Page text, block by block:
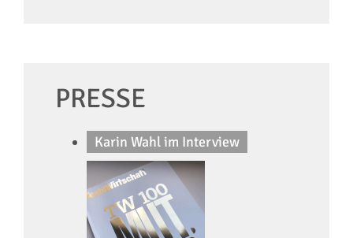
PRESSE
Karin Wahl im Interview